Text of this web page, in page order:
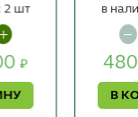
₽
2 шт
В
в